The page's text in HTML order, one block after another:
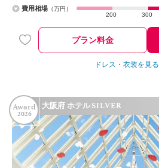
費用相場 （万円）
200
300
プラン料金
ドレス・衣装を見る
Award
2026
大阪府 ホテルSILVER